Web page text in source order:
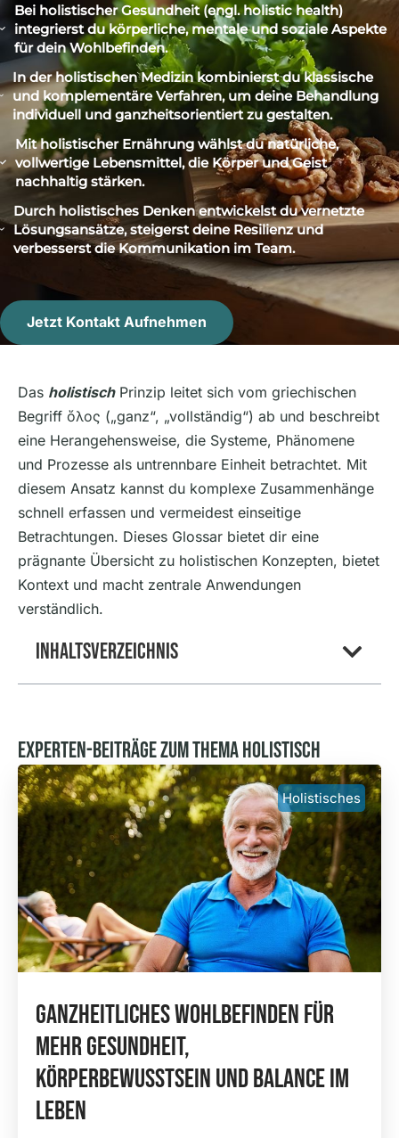
Bei holistischer Gesundheit (engl. holistic health)
integrierst du körperliche, mentale und soziale Aspekte
für dein Wohlbefinden.
In der holistischen Medizin kombinierst du klassische
und komplementäre Verfahren, um deine Behandlung
individuell und ganzheitsorientiert zu gestalten.
Mit holistischer Ernährung wählst du natürliche,
vollwertige Lebensmittel, die Körper und Geist
nachhaltig stärken.
Durch holistisches Denken entwickelst du vernetzte
Lösungsansätze, steigerst deine Resilienz und
verbesserst die Kommunikation im Team.
Jetzt Kontakt Aufnehmen
Das holistischPrinzip leitet sich vom griechischen
Begriff ὅλος („ganz“, „vollständig“) ab und beschreibt
eine Herangehensweise, die Systeme, Phänomene
und Prozesse als untrennbare Einheit betrachtet. Mit
diesem Ansatz kannst du komplexe Zusammenhänge
schnell erfassen und vermeidest einseitige
Betrachtungen. Dieses Glossar bietet dir eine
prägnante Übersicht zu holistischen Konzepten, bietet
Kontext und macht zentrale Anwendungen
verständlich.
Inhaltsverzeichnis
Experten-Beiträge Zum Thema Holistisch
Holistisches
Ganzheitliches Wohlbefinden Für
Mehr Gesundheit,
Körperbewusstsein Und Balance Im
Leben